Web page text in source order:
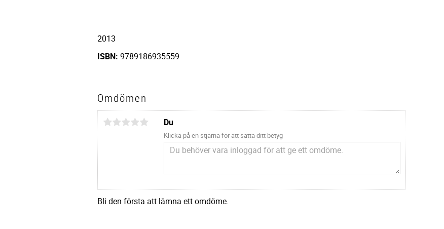
2013
ISBN: 9789186935559
Omdömen
Du
Klicka på en stjärna för att sätta ditt betyg
Bli den första att lämna ett omdöme.